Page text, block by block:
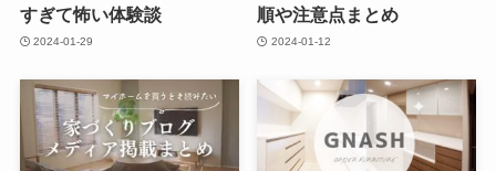
すぎて怖い体験談
2024-01-29
順や注意点まとめ
2024-01-12